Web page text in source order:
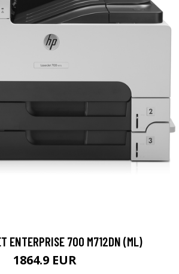
ENTERPRISE 700 M712DN (ML)
1864.9 EUR